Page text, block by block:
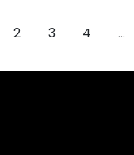
2 3 4 …